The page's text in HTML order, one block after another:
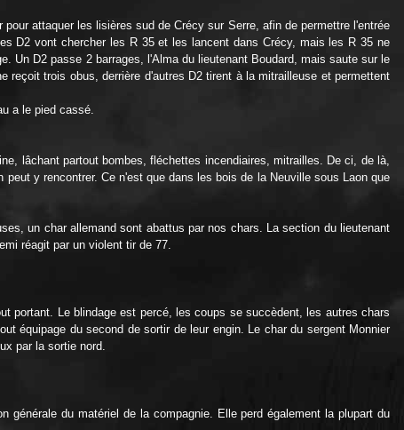
attaquer les lisières sud de Crécy sur Serre, afin de permettre l'entrée
D2 vont chercher les R 35 et les lancent dans Crécy, mais les R 35 ne
Un D2 passe 2 barrages, l'Alma du lieutenant Boudard, mais saute sur le
trois obus, derrière d'autres D2 tirent à la mitrailleuse et permettent
a le pied cassé.
lâchant partout bombes, fléchettes incendiaires, mitrailles. De ci, de là,
y rencontrer. Ce n'est que dans les bois de la Neuville sous Laon que
un char allemand sont abattus par nos chars. La section du lieutenant
réagit par un violent tir de 77.
portant. Le blindage est percé, les coups se succèdent, les autres chars
équipage du second de sortir de leur engin. Le char du sergent Monnier
par la sortie nord.
générale du matériel de la compagnie. Elle perd également la plupart du